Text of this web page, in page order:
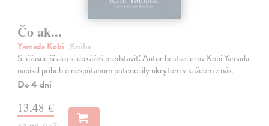
Čo ak...
Yamada Kobi | Kniha
Si úžasnejší ako si dokážeš predstaviť. Autor bestsellerov Kobi Yamada
napísal príbeh o nespútanom potenciály ukrytom v každom z nás.
Do 4 dní
13,48 €